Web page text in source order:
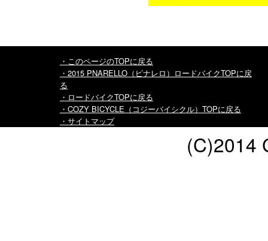
・このページのTOPに戻る
・2015 PNARELLO（ピナレロ）ロードバイクTOPに戻
る
・ロードバイクTOPに戻る
・COZY BICYCLE（コジーバイシクル）TOPに戻る
・サイトマップ
(C)2014